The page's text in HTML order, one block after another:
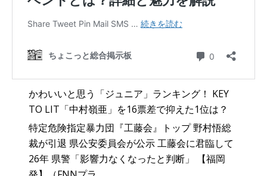
かわいいと思う「ジュニア」ランキング！ KEY
TO LIT「中村嶺亜」を16票差で抑えた1位は？
特定危険指定暴力団『工藤会』トップ 野村悟総
裁が引退 県公安委員会が公示 工藤会に君臨して
26年 県警「影響力なくなったと判断」 【福岡